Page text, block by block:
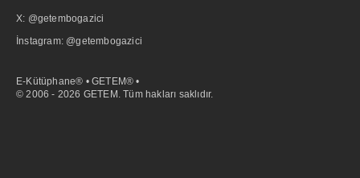
X: @getembogazici
İnstagram: @getembogazici
E-Kütüphane® • GETEM® •
© 2006 - 2026 GETEM. Tüm hakları saklıdır.